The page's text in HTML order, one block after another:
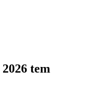
2026 tem